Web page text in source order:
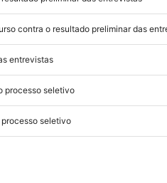
contra o resultado preliminar das
entrevistas
processo seletivo
seletivo